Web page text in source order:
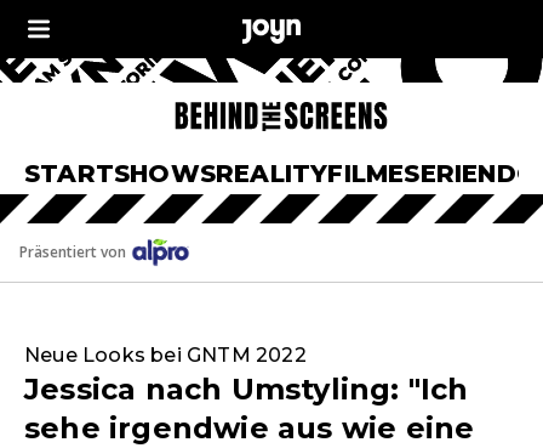
STARTSHOWSREALITYFILMESERIEN
Präsentiert von
Neue Looks bei GNTM 2022
Jessica nach Umstyling: "Ich
sehe irgendwie aus wie eine